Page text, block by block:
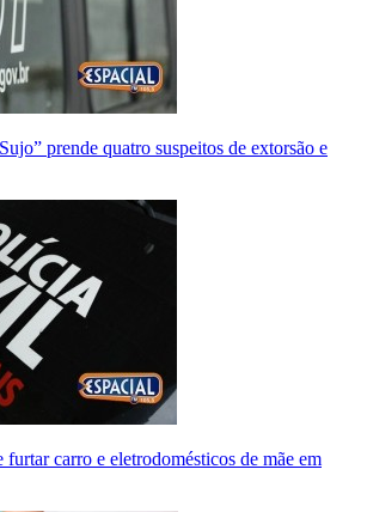
prende quatro suspeitos de extorsão e
furtar carro e eletrodomésticos de mãe em